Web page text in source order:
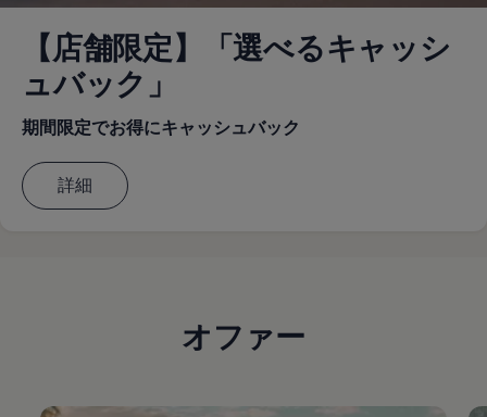
【店舗限定】「選べるキャッシ
ュバック」
期間限定でお得にキャッシュバック
詳細
オファー